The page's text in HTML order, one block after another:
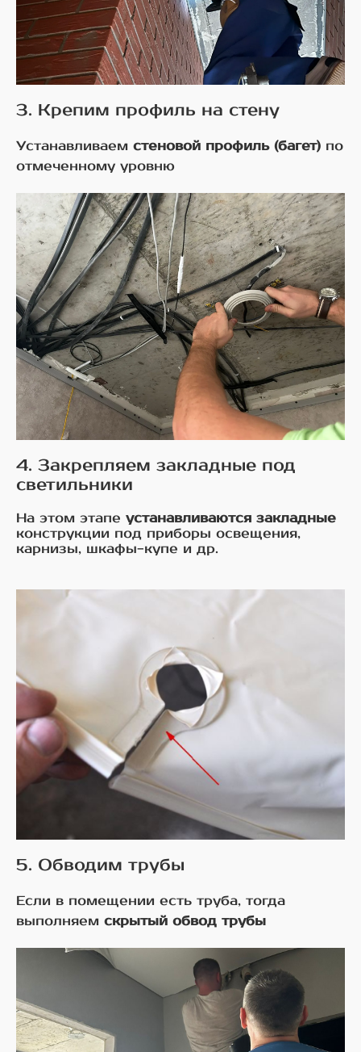
3. Крепим профиль на стену
Устанавливаем стеновой профиль (багет) по
отмеченному уровню
4. Закрепляем закладные под
светильники
На этом этапе устанавливаются закладные
конструкции под приборы освещения,
карнизы, шкафы-купе и др.
5. Обводим трубы
Если в помещении есть труба, тогда
выполняем скрытый обвод трубы